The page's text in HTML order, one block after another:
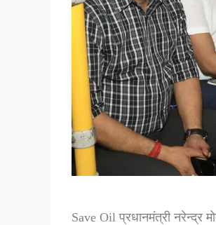
Save Oil प्रधानमंत्री नरेन्द्र